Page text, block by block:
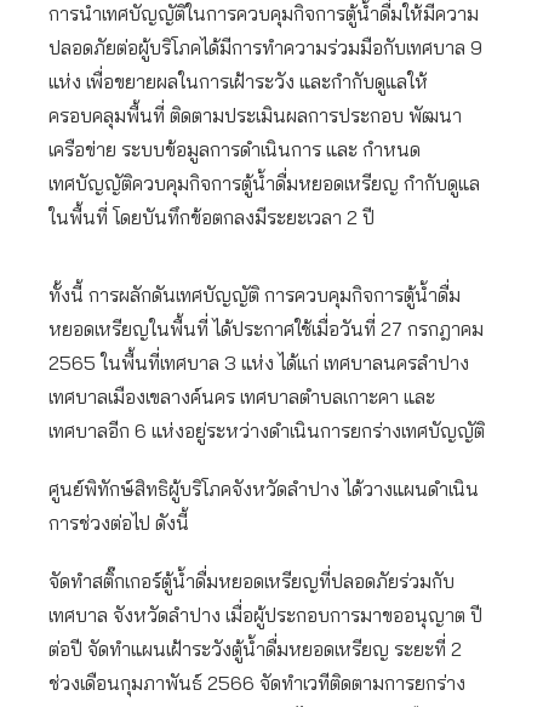
การนำเทศบัญญัติในการควบคุมกิจการตู้น้ำดื่มให้มีความ
ปลอดภัยต่อผู้บริโภคได้มีการทำความร่วมมือกับเทศบาล 9
แห่ง เพื่อขยายผลในการเฝ้าระวัง และกำกับดูแลให้
ครอบคลุมพื้นที่ ติดตามประเมินผลการประกอบ พัฒนา
เครือข่าย ระบบข้อมูลการดำเนินการ และ กำหนด
เทศบัญญัติควบคุมกิจการตู้น้ำดื่มหยอดเหรียญ กำกับดูแล
ในพื้นที่ โดยบันทึกข้อตกลงมีระยะเวลา 2 ปี
ทั้งนี้ การผลักดันเทศบัญญัติ การควบคุมกิจการตู้น้ำดื่ม
หยอดเหรียญในพื้นที่ ได้ประกาศใช้เมื่อวันที่ 27 กรกฎาคม
2565 ในพื้นที่เทศบาล 3 แห่ง ได้แก่ เทศบาลนครลำปาง
เทศบาลเมืองเขลางค์นคร เทศบาลตำบลเกาะคา และ
เทศบาลอีก 6 แห่งอยู่ระหว่างดำเนินการยกร่างเทศบัญญัติ
ศูนย์พิทักษ์สิทธิผู้บริโภคจังหวัดลำปาง ได้วางแผนดำเนิน
การช่วงต่อไป ดังนี้
จัดทำสติ๊กเกอร์ตู้น้ำดื่มหยอดเหรียญที่ปลอดภัยร่วมกับ
เทศบาล จังหวัดลำปาง เมื่อผู้ประกอบการมาขออนุญาต ปี
ต่อปี จัดทำแผนเฝ้าระวังตู้น้ำดื่มหยอดเหรียญ ระยะที่ 2
ช่วงเดือนกุมภาพันธ์ 2566 จัดทำเวทีติดตามการยกร่าง